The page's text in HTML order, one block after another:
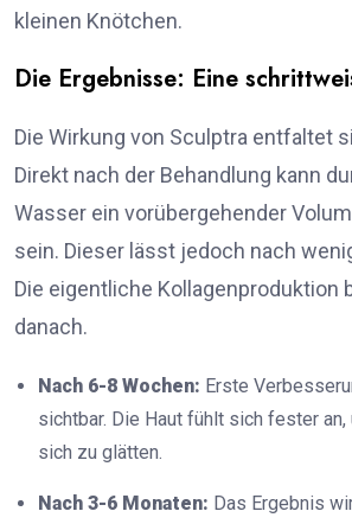
kleinen Knötchen.
Die Ergebnisse: Eine
Die Wirkung von Sculptra entfaltet
Direkt nach der Behandlung kann
Wasser ein vorübergehender
sein. Dieser lässt jedoch nach
Die eigentliche Kollagenproduktion
danach.
Nach 6-8 Wochen: Erste
sichtbar. Die Haut fühlt sich fester an,
sich zu glätten.
Nach 3-6 Monaten: Das Ergebnis